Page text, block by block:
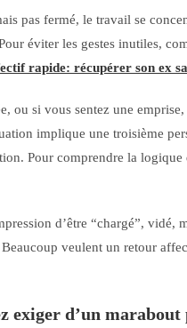
pas fermé, le travail se
éviter les gestes inutiles,
rapide: récupérer son ex
ou si vous sentez une
implique une troisième
Pour comprendre la
d’être “chargé”,
veulent un retour
exiger d’un